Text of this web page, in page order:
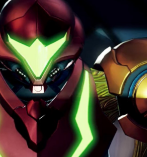
Mesi
Tra
I
Giovani
Democratici